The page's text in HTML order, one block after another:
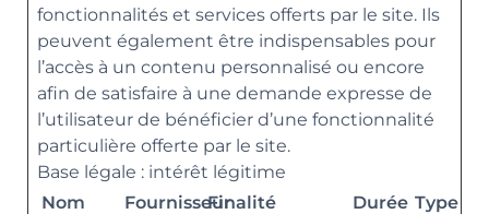
fonctionnalités et services offerts par le site. Ils
peuvent également être indispensables pour
l’accès à un contenu personnalisé ou encore
afin de satisfaire à une demande expresse de
l’utilisateur de bénéficier d’une fonctionnalité
particulière offerte par le site.
Base légale : intérêt légitime
Nom
FournisseurFinalité
Durée Type